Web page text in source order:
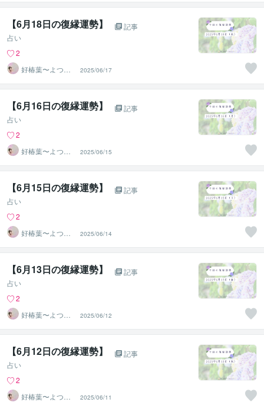
【6月18日の復縁運勢】
記事
占い
2
好椿葉〜よつ
ば〜
2025/06/17
【6月16日の復縁運勢】
記事
占い
2
好椿葉〜よつ
ば〜
2025/06/15
【6月15日の復縁運勢】
記事
占い
2
好椿葉〜よつ
ば〜
2025/06/14
【6月13日の復縁運勢】
記事
占い
2
好椿葉〜よつ
ば〜
2025/06/12
【6月12日の復縁運勢】
記事
占い
2
好椿葉〜よつ
ば〜
2025/06/11